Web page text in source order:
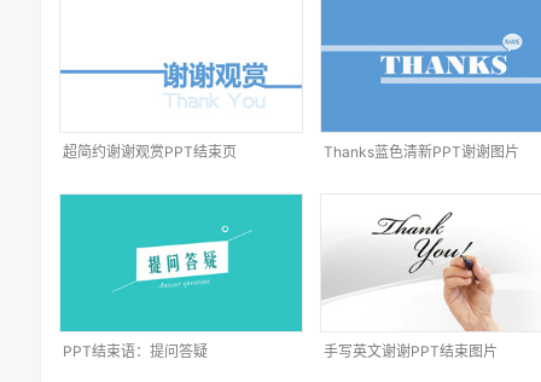
超简约谢谢观赏PPT结束页 Thanks蓝色清新PPT谢谢图片
PPT结束语：提问答疑 手写英文谢谢PPT结束图片